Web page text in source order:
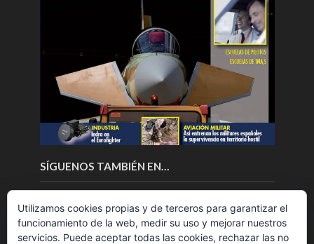
SÍGUENOS TAMBIÉN EN…
Utilizamos cookies propias y de terceros para garantizar el
funcionamiento de la web, medir su uso y mejorar nuestros
servicios. Puede aceptar todas las cookies, rechazar las no